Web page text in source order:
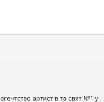
артистів та свят №1 у